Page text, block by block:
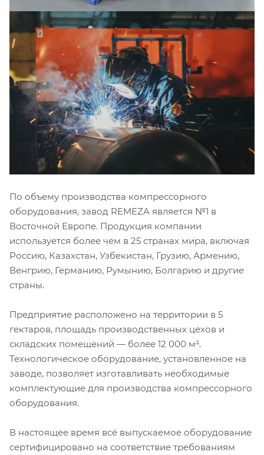
По объему производства компрессорного
оборудования, завод REMEZA является №1 в
Восточной Европе. Продукция компании
используется более чем в 25 странах мира, включая
Россию, Казахстан, Узбекистан, Грузию, Армению,
Венгрию, Германию, Румынию, Болгарию и другие
страны.
Предприятие расположено на территории в 5
гектаров, площадь производственных цехов и
складских помещений — более 12 000 м².
Технологическое оборудование, установленное на
заводе, позволяет изготавливать необходимые
комплектующие для производства компрессорного
оборудования.
В настоящее время всё выпускаемое оборудование
сертифицировано на соответствие требованиям